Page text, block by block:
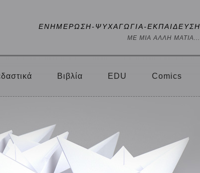
ΕΝΗΜΕΡΩΣΗ-ΨΥΧΑΓΩΓΙΑ-ΕΚΠΑΙΔΕΥΣΗ
ΜΕ ΜΙΑ ΑΛΛΗ ΜΑΤΙΑ...
Βιβλία EDU Comics